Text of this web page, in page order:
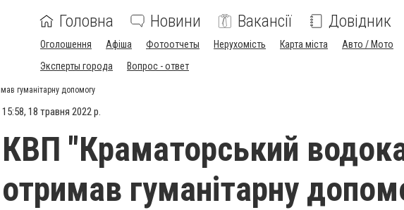
Головна Новини Вакансії Довідник
Оголошення Афіша Фотоотчеты Нерухомість Карта міста Авто / Мото
Эксперты города
Вопрос - ответ
гуманітарну допомогу
15:58, 18 травня 2022 р.
КВП "Краматорський
отримав гуманітарну